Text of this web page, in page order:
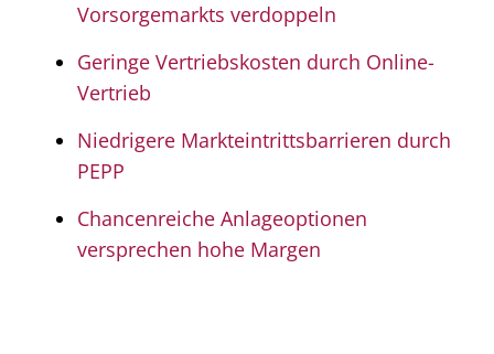
Vorsorgemarkts verdoppeln
Geringe Vertriebskosten durch Online-
Vertrieb
Niedrigere Markteintrittsbarrieren durch
PEPP
Chancenreiche Anlageoptionen
versprechen hohe Margen